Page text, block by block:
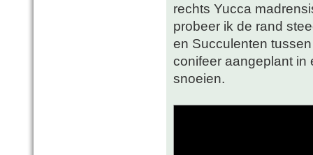
rechts Yucca
probeer ik de rand
en Succulenten
conifeer aangeplant in
snoeien.